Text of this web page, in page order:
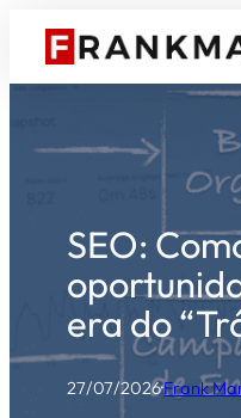
Pular
para
conteúdo
SEO:
era do
27/07/2026·Frank